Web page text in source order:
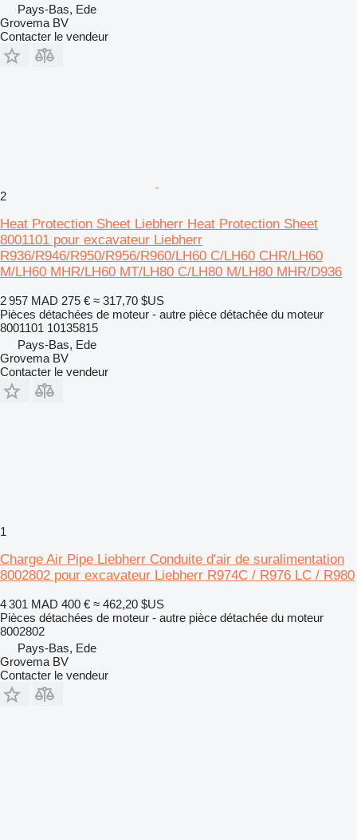
Pays-Bas, Ede
Grovema BV
Contacter le vendeur
2
Heat Protection Sheet Liebherr Heat Protection Sheet
8001101 pour excavateur Liebherr
R936/R946/R950/R956/R960/LH60 C/LH60 CHR/LH60
M/LH60 MHR/LH60 MT/LH80 C/LH80 M/LH80 MHR/D936
2 957 MAD 275 € ≈ 317,70 $US
Pièces détachées de moteur - autre pièce détachée du moteur
8001101 10135815
Pays-Bas, Ede
Grovema BV
Contacter le vendeur
1
Charge Air Pipe Liebherr Conduite d'air de suralimentation
8002802 pour excavateur Liebherr R974C / R976 LC / R980
4 301 MAD 400 € ≈ 462,20 $US
Pièces détachées de moteur - autre pièce détachée du moteur
8002802
Pays-Bas, Ede
Grovema BV
Contacter le vendeur